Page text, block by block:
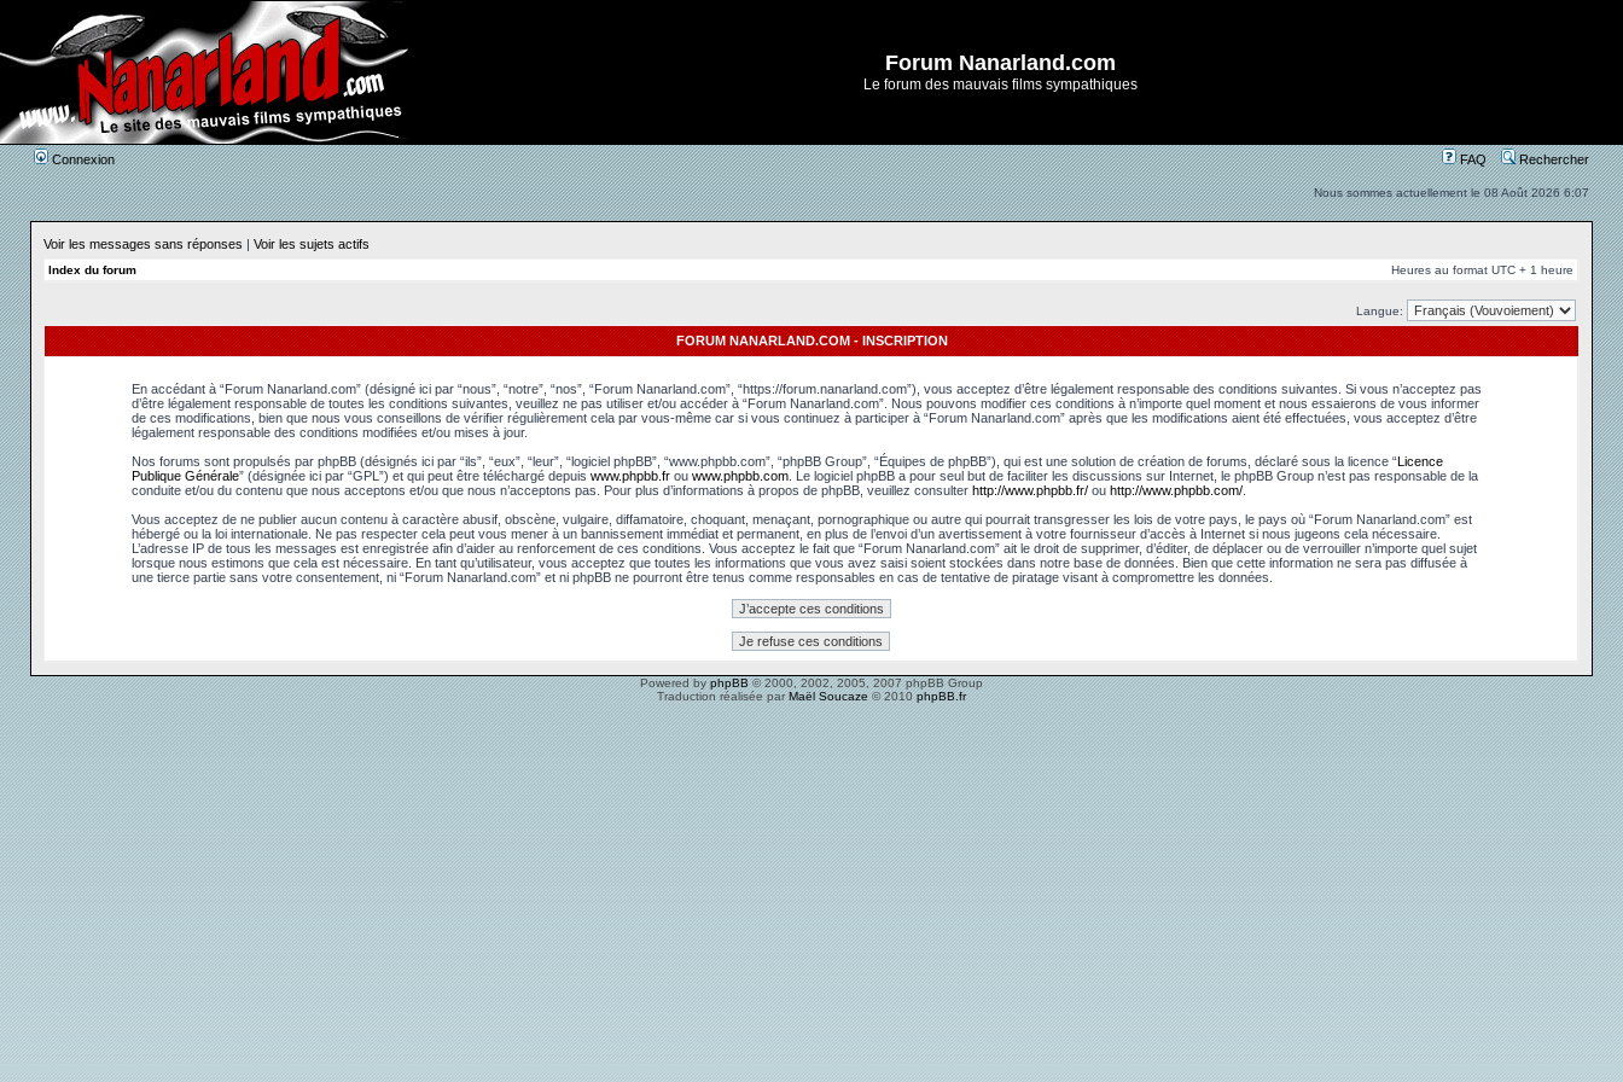
Forum Nanarland.com
Le forum des mauvais films sympathiques
Connexion FAQ Rechercher
Nous sommes actuellement le 08 Août 2026 6:07
Voir les messages sans réponses | Voir les sujets actifs
Index du forum Heures au format UTC + 1 heure
Langue:
FORUM NANARLAND.COM - INSCRIPTION
En accédant à “Forum Nanarland.com” (désigné ici par “nous”, “notre”, “nos”, “Forum Nanarland.com”, “https://forum.nanarland.com”), vous acceptez d’être légalement responsable des conditions suivantes. Si vous n’acceptez pas
d’être légalement responsable de toutes les conditions suivantes, veuillez ne pas utiliser et/ou accéder à “Forum Nanarland.com”. Nous pouvons modifier ces conditions à n’importe quel moment et nous essaierons de vous informer
de ces modifications, bien que nous vous conseillons de vérifier régulièrement cela par vous-même car si vous continuez à participer à “Forum Nanarland.com” après que les modifications aient été effectuées, vous acceptez d’être
légalement responsable des conditions modifiées et/ou mises à jour.
Nos forums sont propulsés par phpBB (désignés ici par “ils”, “eux”, “leur”, “logiciel phpBB”, “www.phpbb.com”, “phpBB Group”, “Équipes de phpBB”), qui est une solution de création de forums, déclaré sous la licence “Licence
Publique Générale” (désignée ici par “GPL”) et qui peut être téléchargé depuis www.phpbb.frou www.phpbb.com. Le logiciel phpBB a pour seul but de faciliter les discussions sur Internet, le phpBB Group n’est pas responsable de la
conduite et/ou du contenu que nous acceptons et/ou que nous n’acceptons pas. Pour plus d’informations à propos de phpBB, veuillez consulter http://www.phpbb.fr/ou http://www.phpbb.com/.
Vous acceptez de ne publier aucun contenu à caractère abusif, obscène, vulgaire, diffamatoire, choquant, menaçant, pornographique ou autre qui pourrait transgresser les lois de votre pays, le pays où “Forum Nanarland.com” est
hébergé ou la loi internationale. Ne pas respecter cela peut vous mener à un bannissement immédiat et permanent, en plus de l’envoi d’un avertissement à votre fournisseur d’accès à Internet si nous jugeons cela nécessaire.
L’adresse IP de tous les messages est enregistrée afin d’aider au renforcement de ces conditions. Vous acceptez le fait que “Forum Nanarland.com” ait le droit de supprimer, d’éditer, de déplacer ou de verrouiller n’importe quel sujet
lorsque nous estimons que cela est nécessaire. En tant qu’utilisateur, vous acceptez que toutes les informations que vous avez saisi soient stockées dans notre base de données. Bien que cette information ne sera pas diffusée à
une tierce partie sans votre consentement, ni “Forum Nanarland.com” et ni phpBB ne pourront être tenus comme responsables en cas de tentative de piratage visant à compromettre les données.
Powered byphpBB© 2000, 2002, 2005, 2007 phpBB Group
Traduction réalisée parMaël Soucaze© 2010phpBB.fr